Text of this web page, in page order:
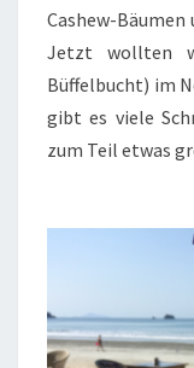
Cashew-Bäumen
Jetzt wollten
Büffelbucht) im
gibt es viele
zum Teil etwas